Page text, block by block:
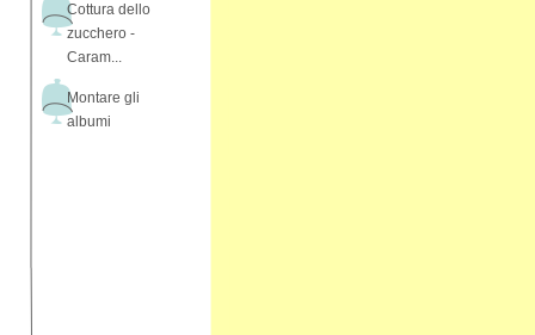
Cottura dello
zucchero -
Caram...
Montare gli
albumi